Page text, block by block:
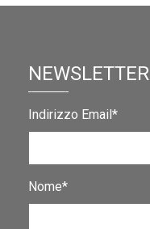
NEWSLETTER
Indirizzo Email*
Nome*